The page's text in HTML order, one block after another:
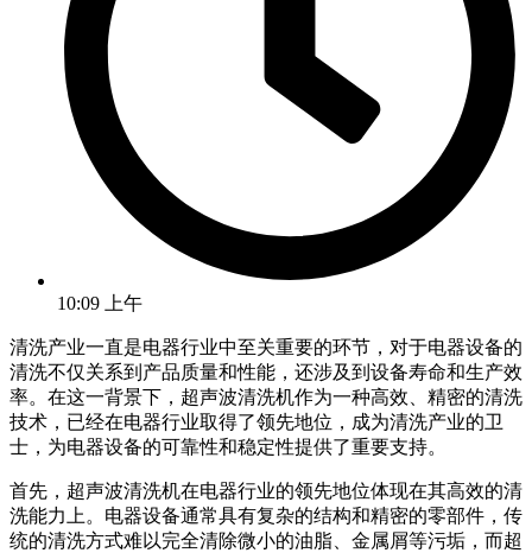
10:09 上午
清洗产业一直是电器行业中至关重要的环节，对于电器设备的
清洗不仅关系到产品质量和性能，还涉及到设备寿命和生产效
率。在这一背景下，超声波清洗机作为一种高效、精密的清洗
技术，已经在电器行业取得了领先地位，成为清洗产业的卫
士，为电器设备的可靠性和稳定性提供了重要支持。
首先，超声波清洗机在电器行业的领先地位体现在其高效的清
洗能力上。电器设备通常具有复杂的结构和精密的零部件，传
统的清洗方式难以完全清除微小的油脂、金属屑等污垢，而超